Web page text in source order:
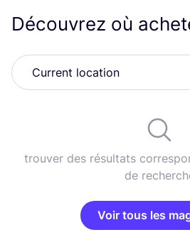
Découvrez où
trouver des résultats
de
Voir tous les